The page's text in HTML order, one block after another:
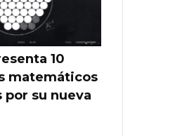
10
matemáticos
su nueva